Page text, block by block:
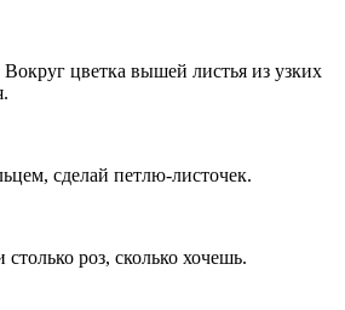
цветка вышей листья из узких
сделай петлю-листочек.
роз, сколько хочешь.